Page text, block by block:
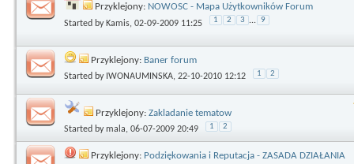
Przyklejony: NOWOSC - Mapa Użytkowników Forum
Started by Kamis, 02-09-2009 11:25 1 2 3 ... 9
Przyklejony: Baner forum
Started by IWONAUMINSKA, 22-10-2010 12:12 1 2
Przyklejony: Zakladanie tematow
Started bymala, 06-07-2009 20:49 1 2
Przyklejony: Podziękowania i Reputacja - ZASADA DZIAŁANIA